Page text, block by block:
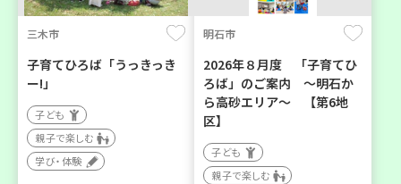
三木市
子育てひろば「うっきっき
ー!」
子ども
親子で楽しむ
学び・体験
明石市
2026年８月度 「子育てひ
ろば」のご案内 ～明石か
ら高砂エリア～ 【第6地
区】
子ども
親子で楽しむ